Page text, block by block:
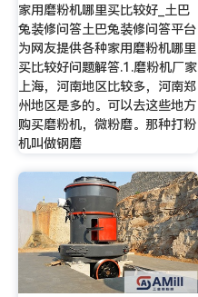
家用磨粉机哪里买比较好_土巴
兔装修问答土巴兔装修问答平台
为网友提供各种家用磨粉机哪里
买比较好问题解答.1.磨粉机厂家
上海，河南地区比较多，河南郑
州地区是多的。可以去这些地方
购买磨粉机，微粉磨。那种打粉
机叫做钢磨